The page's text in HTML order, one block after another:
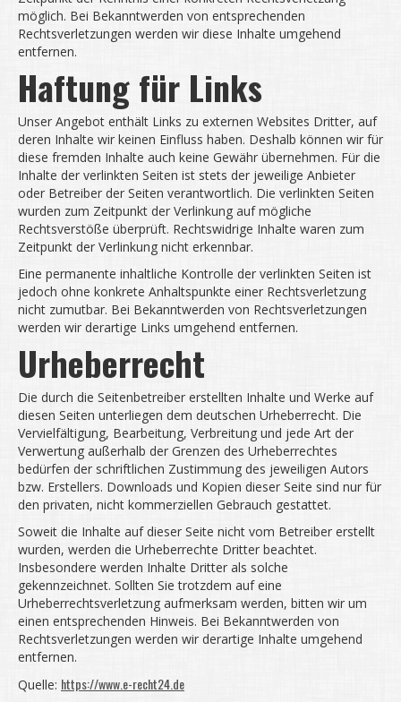
möglich. Bei Bekanntwerden von entsprechenden
Rechtsverletzungen werden wir diese Inhalte umgehend
entfernen.
Haftung für Links
Unser Angebot enthält Links zu externen Websites Dritter, auf
deren Inhalte wir keinen Einfluss haben. Deshalb können wir für
diese fremden Inhalte auch keine Gewähr übernehmen. Für die
Inhalte der verlinkten Seiten ist stets der jeweilige Anbieter
oder Betreiber der Seiten verantwortlich. Die verlinkten Seiten
wurden zum Zeitpunkt der Verlinkung auf mögliche
Rechtsverstöße überprüft. Rechtswidrige Inhalte waren zum
Zeitpunkt der Verlinkung nicht erkennbar.
Eine permanente inhaltliche Kontrolle der verlinkten Seiten ist
jedoch ohne konkrete Anhaltspunkte einer Rechtsverletzung
nicht zumutbar. Bei Bekanntwerden von Rechtsverletzungen
werden wir derartige Links umgehend entfernen.
Urheberrecht
Die durch die Seitenbetreiber erstellten Inhalte und Werke auf
diesen Seiten unterliegen dem deutschen Urheberrecht. Die
Vervielfältigung, Bearbeitung, Verbreitung und jede Art der
Verwertung außerhalb der Grenzen des Urheberrechtes
bedürfen der schriftlichen Zustimmung des jeweiligen Autors
bzw. Erstellers. Downloads und Kopien dieser Seite sind nur für
den privaten, nicht kommerziellen Gebrauch gestattet.
Soweit die Inhalte auf dieser Seite nicht vom Betreiber erstellt
wurden, werden die Urheberrechte Dritter beachtet.
Insbesondere werden Inhalte Dritter als solche
gekennzeichnet. Sollten Sie trotzdem auf eine
Urheberrechtsverletzung aufmerksam werden, bitten wir um
einen entsprechenden Hinweis. Bei Bekanntwerden von
Rechtsverletzungen werden wir derartige Inhalte umgehend
entfernen.
Quelle: https://www.e-recht24.de